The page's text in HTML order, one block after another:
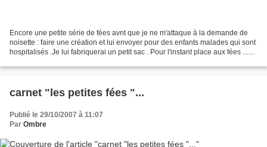
Encore une petite série de fées avnt que je ne m'attaque à la demande de
noisette : faire une création et lui envoyer pour des enfants malades qui sont
hospitalisés .Je lui fabriquerai un petit sac . Pour l'instant place aux fées ...
carnet "les petites fées "...
Publié le 29/10/2007 à 11:07
Par Ombre